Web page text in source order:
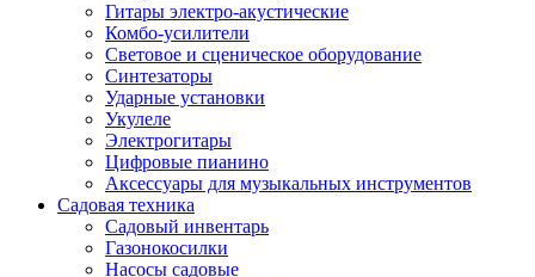
Гитары электро-акустические
Комбо-усилители
Световое и сценическое оборудование
Синтезаторы
Ударные установки
Укулеле
Электрогитары
Цифровые пианино
Аксессуары для музыкальных инструментов
Садовая техника
Садовый инвентарь
Газонокосилки
Насосы садовые